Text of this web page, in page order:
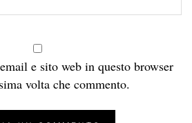
e sito web in questo browser
volta che commento.